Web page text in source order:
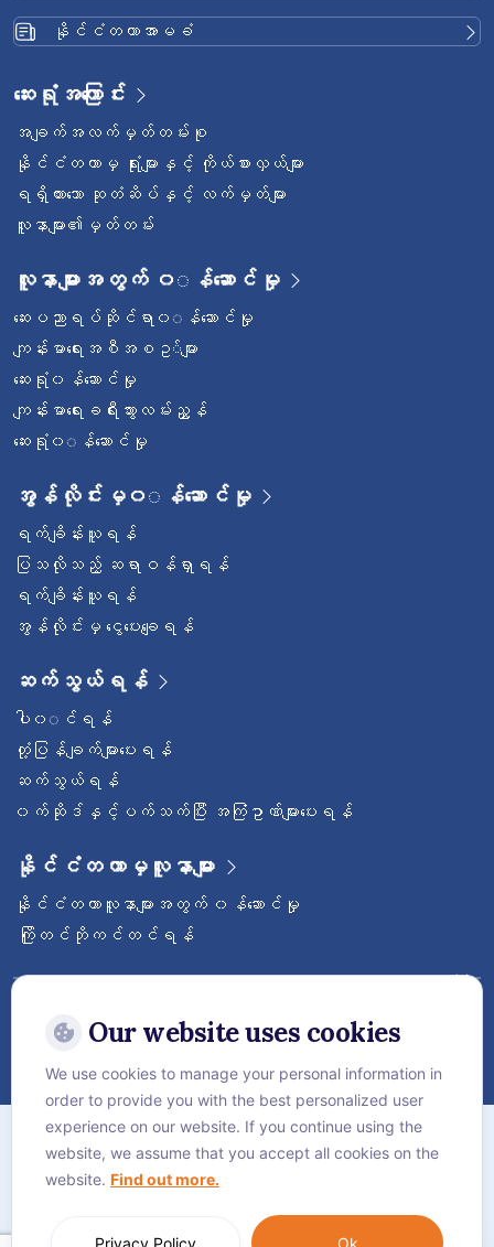
နိုင်ငံတကာအာမခံ
ဆေးရုံအကြောင်း
အချက်အလက်မှတ်တမ်းစု
နိုင်ငံတကာမှ ရုံးများနှင့် ကိုယ်စားလှယ်များ
ရရှိထားသော ဆုတံဆိပ်နှင့် လက်မှတ်များ
လူနာများ၏မှတ်တမ်း
လူနာများအတွက် ၀◌န်ဆောင်မှု
ဆေးပညာရပ်ဆိုင်ရာ၀◌န်ဆောင်မှု
ကျန်းမာရေးအစီအစဥ◌်များ
ဆေးရုံ၀န်ဆောင်မှု
ကျန်းမာရေးခရီးသွားလမ်းညွှန်
ဆေးရုံ၀◌န်ဆောင်မှု
အွန်လိုင်းမှ၀◌န်ဆောင်မှု
ရက်ချိန်းယူရန်
ပြသလိုသည့် ဆရာဝန်ရှာရန်
ရက်ချိန်းယူရန်
အွန်လိုင်းမှ ငွေပေးချေရန်
ဆက်သွယ်ရန်
ပါ၀◌င်ရန်
တုံ့ပြန်ချက်များပေးရန်
ဆက်သွယ်ရန်
၀က်ဆိုဒ်နှင့်ပက်သက်ပြီး အကြံဥာဏ်များပေးရန်
နိုင်ငံတကာမှလူနာများ
နိုင်ငံတကာလူနာများအတွက် ၀န်ဆောင်မှု
ကြိုတင်ဘိုကင်တင်ရန်
ဝေ့ဌာနီနိုင်ငံတကာဆေးရုံကြီးကို follow လုပ်
ထားပါ
လုံခြုံရေးဆိုင်ရာ စည်းမျဥ်းစည်းကမ်းများ
Language: ဗမာစာ
Our website uses cookies
We use cookies to manage your personal information in
order to provide you with the best personalized user
experience on our website. If you continue using the
website, we assume that you accept all cookies on the
website. Find out more.
Ok
Privacy Policy